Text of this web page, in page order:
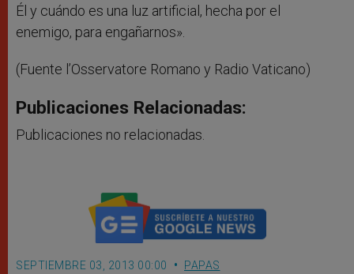
Él y cuándo es una luz artificial, hecha por el
enemigo, para engañarnos».
(Fuente l’Osservatore Romano y Radio Vaticano)
Publicaciones Relacionadas:
Publicaciones no relacionadas.
SEPTIEMBRE 03, 2013 00:00 PAPAS